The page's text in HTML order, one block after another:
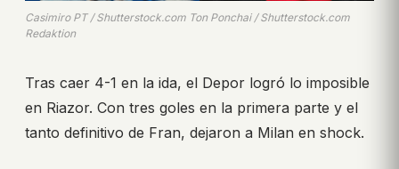
Casimiro PT / Shutterstock.com Ton Ponchai / Shutterstock.com
Redaktion
Tras caer 4-1 en la ida, el Depor logró lo imposible
en Riazor. Con tres goles en la primera parte y el
tanto definitivo de Fran, dejaron a Milan en shock.